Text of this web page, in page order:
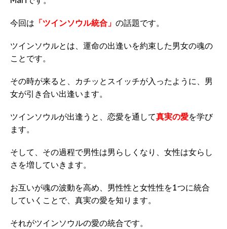
今回は 「ツインソウル統合」 の話題です。
ツインソウルとは、運命の出逢いを約束した男女の魂の
ことです。
その時が来ると、カチッとスイッチが入ったように、男
女が引き合い出逢います。
ツインソウルが出逢うと、恋愛を通して真実の愛を学び
ます。
そして、その過程で男性は男らしくなり、女性は女らし
さを増していきます。
お互いが魂の波動を高め、男性性と女性性を1つに統合
していくことで、真実の愛を知ります。
それがツインソウルの愛の統合です。